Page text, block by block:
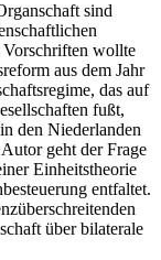
sind
wollte
aus dem Jahr
das auf
fußt,
den Niederlanden
geht der Frage
Einheitstheorie
entfaltet.
über bilaterale